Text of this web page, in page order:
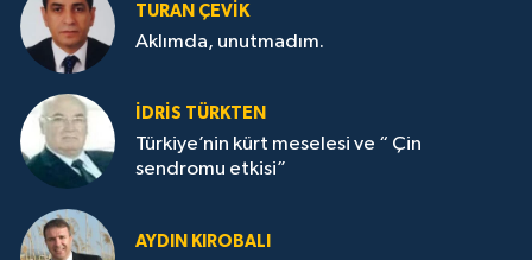
TURAN ÇEVİK
Aklımda, unutmadım.
İDRİS TÜRKTEN
Türkiye’nin kürt meselesi ve “ Çin
sendromu etkisi”
AYDIN KIROBALI